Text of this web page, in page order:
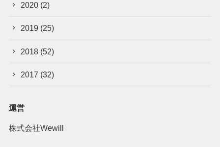
2020 (2)
2019 (25)
2018 (52)
2017 (32)
運営
株式会社Wewill